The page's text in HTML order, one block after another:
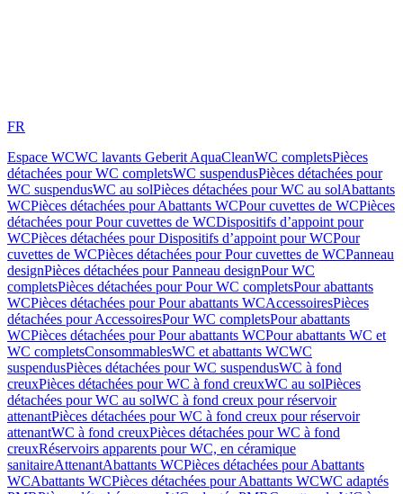
FR
Espace WCWC lavants Geberit AquaCleanWC completsPièces
détachées pour WC completsWC suspendusPièces détachées pour
WC suspendusWC au solPièces détachées pour WC au solAbattants
WCPièces détachées pour Abattants WCPour cuvettes de WCPièces
détachées pour Pour cuvettes de WCDispositifs d’appoint pour
WCPièces détachées pour Dispositifs d’appoint pour WCPour
cuvettes de WCPièces détachées pour Pour cuvettes de WCPanneau
designPièces détachées pour Panneau designPour WC
completsPièces détachées pour Pour WC completsPour abattants
WCPièces détachées pour Pour abattants WCAccessoiresPièces
détachées pour AccessoiresPour WC completsPour abattants
WCPièces détachées pour Pour abattants WCPour abattants WC et
WC completsConsommablesWC et abattants WCWC
suspendusPièces détachées pour WC suspendusWC à fond
creuxPièces détachées pour WC à fond creuxWC au solPièces
détachées pour WC au solWC à fond creux pour réservoir
attenantPièces détachées pour WC à fond creux pour réservoir
attenantWC à fond creuxPièces détachées pour WC à fond
creuxRéservoirs apparents pour WC, en céramique
sanitaireAttenantAbattants WCPièces détachées pour Abattants
WCAbattants WCPièces détachées pour Abattants WCWC adaptés